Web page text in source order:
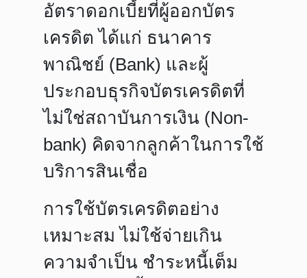
อัตราดอกเบี้ยที่ผู้ออกบัตร
เครดิต ได้แก่ ธนาคาร
พาณิชย์​ (Bank) ​​และผู้
ประกอบธุรกิจบัตรเครดิตที่
ไม่ใช่สถาบันการเงิน (Non-
bank) คิดจากลูกค้าในการใช้
บริการสินเชื่อ
การใช้บัตรเครดิตอย่าง
เหมาะสม ไม่ใช้จ่ายเกิน
ความจำเป็น ชำระหนี้เต็ม